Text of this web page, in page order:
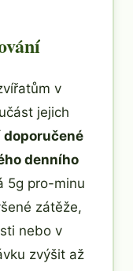
v
jejich
doporučené
denního
5g pro-minu
zátěže,
nebo v
zvýšit až